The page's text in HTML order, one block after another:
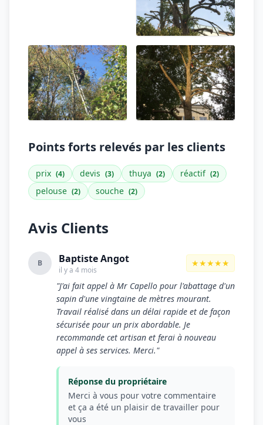
Points forts relevés par les clients
prix (4) devis (3) thuya (2) réactif (2)
pelouse (2) souche (2)
Avis Clients
B Baptiste Angot
il y a 4 mois
★★★★★
"J'ai fait appel à Mr Capello pour l'abattage d'un
sapin d'une vingtaine de mètres mourant.
Travail réalisé dans un délai rapide et de façon
sécurisée pour un prix abordable. Je
recommande cet artisan et ferai à nouveau
appel à ses services. Merci."
Réponse du propriétaire
Merci à vous pour votre commentaire
et ça a été un plaisir de travailler pour
vous